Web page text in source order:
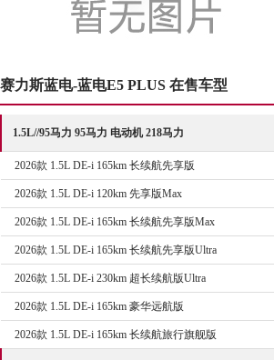
赛力斯蓝电-蓝电E5 PLUS 在售车型
1.5L//95马力 95马力 电动机 218马力
2026款 1.5L DE-i 165km 长续航先享版
2026款 1.5L DE-i 120km 先享版Max
2026款 1.5L DE-i 165km 长续航先享版Max
2026款 1.5L DE-i 165km 长续航先享版Ultra
2026款 1.5L DE-i 230km 超长续航版Ultra
2026款 1.5L DE-i 165km 豪华远航版
2026款 1.5L DE-i 165km 长续航旅行旗舰版